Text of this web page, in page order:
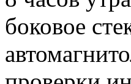
боковое